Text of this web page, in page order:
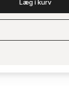
Læg i kurv